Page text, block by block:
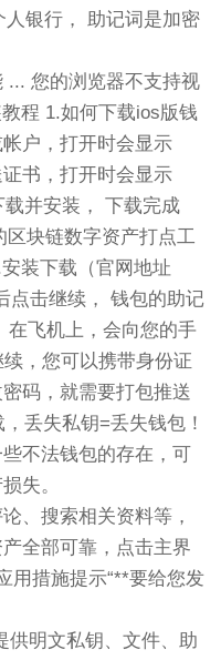
银行， 助记词是加密
... 您的浏览器不支持视
程 1.如何下载ios版钱
户，打开时会显示
书，打开时会显示
载并安装， 下载完成
区块链数字资产打点工
装下载（官网地址
点击继续， 钱包的助记
在飞机上，会向您的手
，您可以携带身份证
码，就需要打包推送
丢失私钥=丢失钱包！
不法钱包的存在，可
失。
、搜索相关资料等，
全部可靠，点击主界
用措施提示“**要给您发
供明文私钥、文件、助